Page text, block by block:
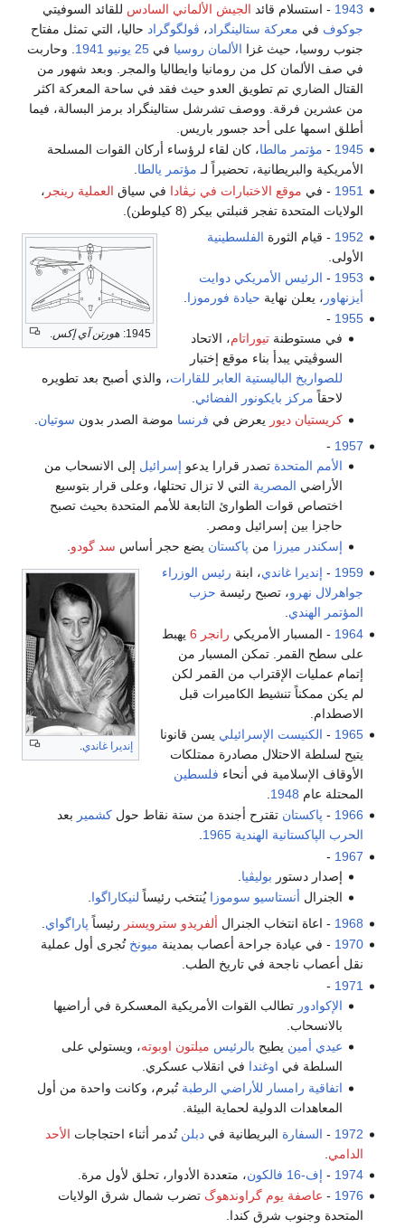
1943 - استسلام قائد الجيش الألماني السادس للقائد السوفيتي
جوكوف في معركة ستالينگراد، ڤولگوگراد حاليا، التي تمثل مفتاح
جنوب روسيا، حيث غزا الألمان روسيا في25 يونيو 1941 . وحاربت
في صف الألمان كل من رومانيا وايطاليا والمجر. وبعد شهور من
القتال الضاري تم تطويق العدو حيث فقد في ساحة المعركة اكثر
من عشرين فرقة. ووصف تشرشل ستالينگراد برمز البسالة، فيما
أطلق اسمها على أحد جسور باريس.
1945
- مؤتمر مالطا، كان لقاء لرؤساء أركان القوات المسلحة
الأمريكية والبريطانية، تحضيراً لـ مؤتمر يالطا
1951 - في موقع الاختبارات في نـِڤادا في سياق العملية رينجر ،
الولايات المتحدة تفجر قنبلتي بيكر (8 كيلوطن).
1945: هورتن آي إكس
1952 - قيام الثورة الفلسطينية
الأولى.
1953
- الرئيس الأمريكي دوايت
أيزنهاور ، يعلن نهاية حيادة فورموزا
1955
-
في مستوطنة تيوراتام، الاتحاد
السوڤيتي يبدأ بناء موقع إختبار
للصواريخ الباليستية العابر للقارات، والذي أصبح بعد تطويره
لاحقاً مركز بايكونور الفضائي.
كريستيان ديور يعرض في فرنسا موضة الصدر بدون سوتيان
1957
-
الأمم المتحدة تصدر قرارا يدعو إسرائيل إلى الانسحاب من
الأراضي المصرية التي لا تزال تحتلها، وعلى قرار بتوسيع
اختصاص قوات الطوارئ التابعة للأمم المتحدة بحيث تصبح
حاجزا بين إسرائيل ومصر.
إسكندر ميرزا من پاكستان يضع حجر أساس سد گودو
إنديرا غاندي.
1959
- إنديرا غاندي، ابنة رئيس الوزراء
جواهرلال نهرو، تصبح رئيسة حزب
المؤتمر الهندي
1964 - المسبار الأمريكي رانجر 6
يهبط
على سطح القمر. تمكن المسبار من
إتمام عمليات الإقتراب من القمر لكن
لم يكن ممكناً تنشيط الكاميرات قبل
الاصطدام.
1965
- الكنيست الإسرائيلي يسن قانونا
يتيح لسلطة الاحتلال مصادرة ممتلكات
الأوقاف الإسلامية في أنحاء فلسطين
المحتلة عام 1948
1966
- پاكستان تقترح أجندة من ستة نقاط حولكشمير بعد
الحرب الپاكستانية الهندية 1965
.
1967
-
إصدار دستور بوليڤيا
الجنرال أنستاسيو سوموزا يُنتخب رئيساً لنيكاراگوا
1968 - اعاة انتخاب الجنرال ألفريدو سترويسنر رئيساً پاراگواي
1970 - في عيادة جراحة أعصاب بمدينة ميونخ تُجرى أول عملية
نقل أعصاب ناجحة في تاريخ الطب.
1971
-
الإكوادور تطالب القوات الأمريكية المعسكرة في أراضيها
بالانسحاب.
عيدي أمين يطيح بالرئيس ميلتون اوبوته، ويستولي على
السلطة في اوغندا في انقلاب عسكري.
اتفاقية رامسار للأراضي الرطبة تُبرم، وكانت واحدة من أول
المعاهدات الدولية لحماية البيئة.
1972
- السفارة البريطانية فيدبلن تُدمر أثناء احتجاجات الأحد
الدامي
1974
- إف-16 فالكون
، متعددة الأدوار، تحلق لأول مرة.
1976
- عاصفة يوم گراوندهوگ تضرب شمال شرق الولايات
المتحدة وجنوب شرق كندا.